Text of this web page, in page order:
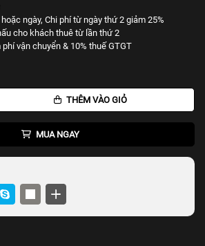
ngày, Chi phí từ ngày thứ 2 giảm 25%
cho khách thuê từ lần thứ 2
vận chuyển & 10% thuế GTGT
THÊM VÀO GIỎ
MUA NGAY